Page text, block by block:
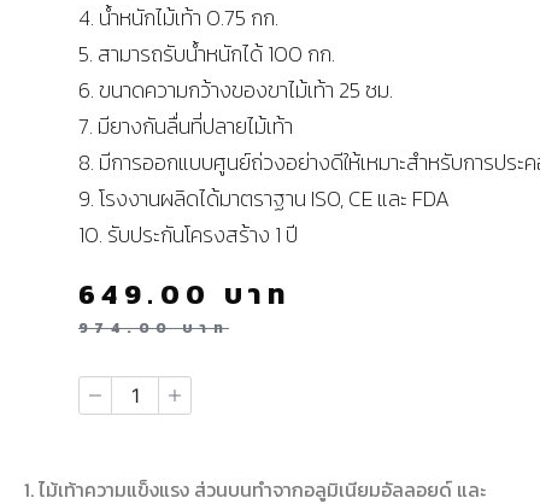
4. น้ำหนักไม้เท้า 0.75 กก.
5. สามารถรับน้ำหนักได้ 100 กก.
6. ขนาดความกว้างของขาไม้เท้า 25 ซม.
7. มียางกันลื่นที่ปลายไม้เท้า
8. มีการออกแบบศูนย์ถ่วงอย่างดีให้เหมาะสำหรับการประ
9. โรงงานผลิดได้มาตราฐาน ISO, CE และ FDA
10. รับประกันโครงสร้าง 1 ปี
974.00บาท
649.00 บาท
1. ไม้เท้าความแข็งแรง ส่วนบนทำจากอลูมิเนียมอัลลอยด์ และ